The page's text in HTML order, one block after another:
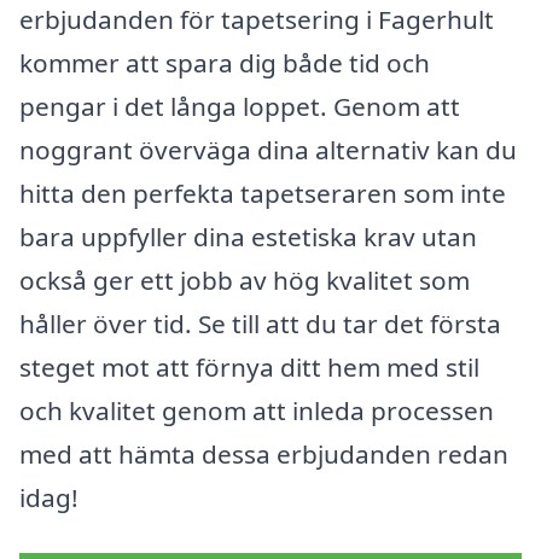
erbjudanden för tapetsering i Fagerhult
kommer att spara dig både tid och
pengar i det långa loppet. Genom att
noggrant överväga dina alternativ kan du
hitta den perfekta tapetseraren som inte
bara uppfyller dina estetiska krav utan
också ger ett jobb av hög kvalitet som
håller över tid. Se till att du tar det första
steget mot att förnya ditt hem med stil
och kvalitet genom att inleda processen
med att hämta dessa erbjudanden redan
idag!